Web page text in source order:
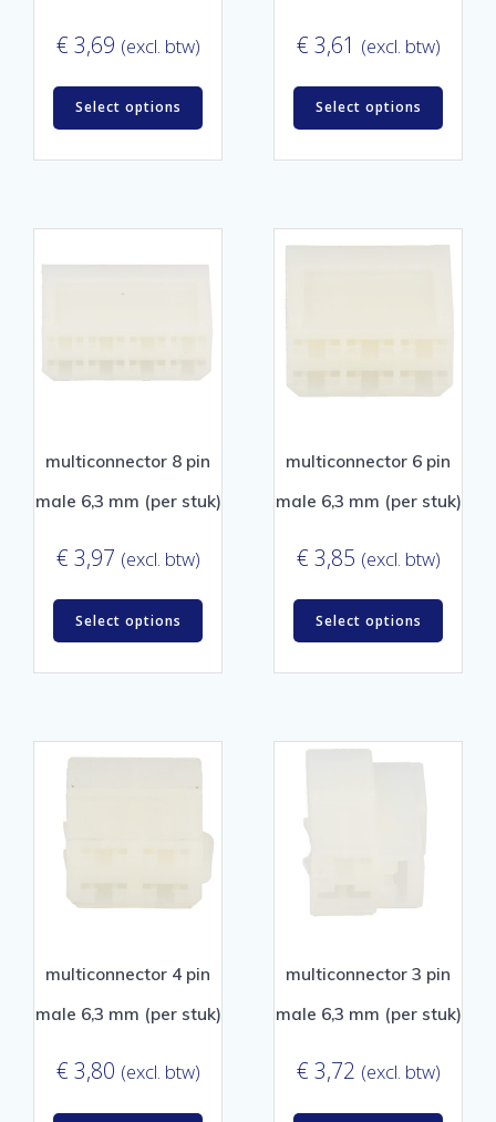
€ 3,69 (excl. btw)
Select options
€ 3,61 (excl. btw)
Select options
multiconnector 8 pin
male 6,3 mm (per stuk)
€ 3,97 (excl. btw)
Select options
multiconnector 6 pin
male 6,3 mm (per stuk)
€ 3,85 (excl. btw)
Select options
multiconnector 4 pin
male 6,3 mm (per stuk)
€ 3,80 (excl. btw)
multiconnector 3 pin
male 6,3 mm (per stuk)
€ 3,72 (excl. btw)